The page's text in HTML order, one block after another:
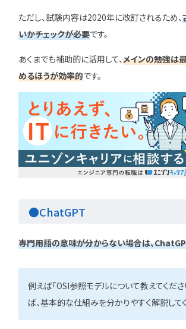
ただし、試験内容は2020年に改訂されるため、
いかチェックが必要です。
あくまでも補助的に活用して、メインの勉強は
めるほうが効率的です。
●ChatGPT
専門用語の意味が分からない場合は、
例えば「OSI参照モデルについて教えてくだ
ば、基本的な仕組みを分かりやすく解説して